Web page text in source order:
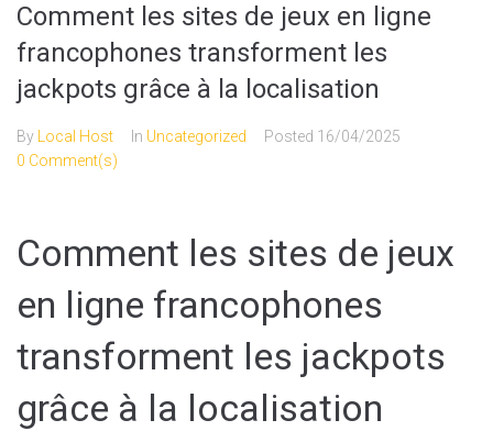
Comment les sites de jeux en ligne
francophones transforment les
jackpots grâce à la localisation
By Local Host In Uncategorized Posted 16/04/2025
0 Comment(s)
Comment les sites de jeux
en ligne francophones
transforment les jackpots
grâce à la localisation